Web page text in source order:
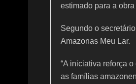
estimado para a
Segundo o
Amazonas Meu Lar.
“A iniciativa reforça
as famílias